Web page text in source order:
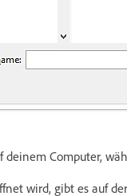
deinem Computer,
wird, gibt es auf